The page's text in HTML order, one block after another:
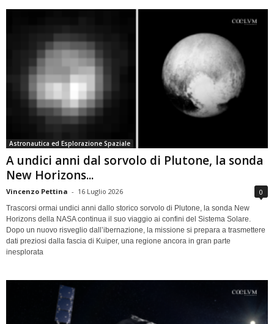
Astronautica ed Esplorazione Spaziale
A undici anni dal sorvolo di Plutone, la sonda
New Horizons...
Vincenzo Pettina - 16 Luglio 2026 0
Trascorsi ormai undici anni dallo storico sorvolo di Plutone, la sonda New
Horizons della NASA continua il suo viaggio ai confini del Sistema Solare.
Dopo un nuovo risveglio dall’ibernazione, la missione si prepara a trasmettere
dati preziosi dalla fascia di Kuiper, una regione ancora in gran parte
inesplorata